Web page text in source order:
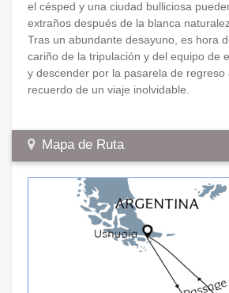
el césped y una ciudad bulliciosa
extraños después de la blanca
Tras un abundante desayuno, es hora
cariño de la tripulación y del equipo de
y descender por la pasarela de
recuerdo de un viaje inolvidable.
Mapa de Ruta